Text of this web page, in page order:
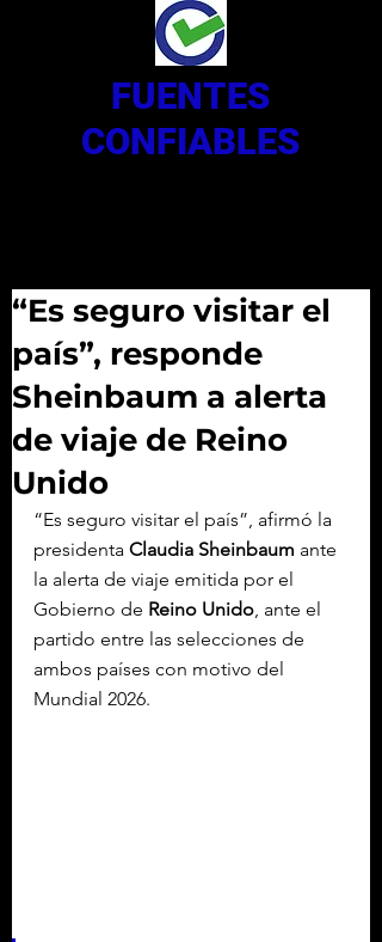
FUENTES
CONFIABLES
“Es seguro visitar el
país”, responde
Sheinbaum a alerta
de viaje de Reino
Unido
“Es seguro visitar el país”, afirmó la
presidenta Claudia Sheinbaum ante
la alerta de viaje emitida por el
Gobierno de Reino Unido, ante el
partido entre las selecciones de
ambos países con motivo del
Mundial 2026.